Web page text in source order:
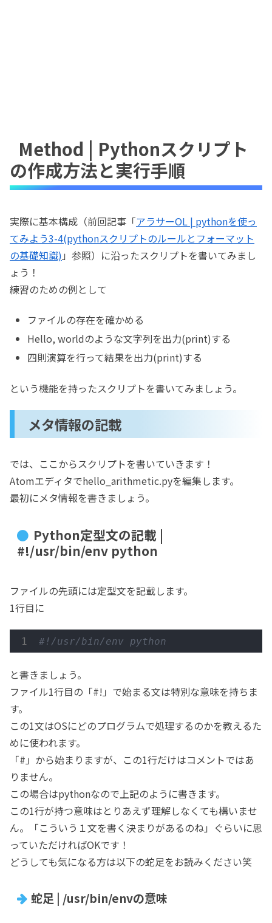
Method | Pythonスクリプト
の作成方法と実行手順
実際に基本構成（前回記事「アラサーOL | pythonを使っ
てみよう3-4(pythonスクリプトのルールとフォーマット
の基礎知識) 」参照）に沿ったスクリプトを書いてみまし
ょう！
練習のための例として
ファイルの存在を確かめる
Hello, worldのような文字列を出力(print)する
四則演算を行って結果を出力(print)する
という機能を持ったスクリプトを書いてみましょう。
メタ情報の記載
では、ここからスクリプトを書いていきます！
Atomエディタでhello_arithmetic.pyを編集します。
最初にメタ情報を書きましょう。
Python定型文の記載 |
#!/usr/bin/env python
ファイルの先頭には定型文を記載します。
1行目に
#!/usr/bin/env python
と書きましょう。
ファイル1行目の「#!」で始まる文は特別な意味を持ちま
す。
この1文はOSにどのプログラムで処理するのかを教えるた
めに使われます。
「#」から始まりますが、この1行だけはコメントではあ
りません。
この場合はpythonなので上記のように書きます。
この1行が持つ意味はとりあえず理解しなくても構いませ
ん。「こういう１文を書く決まりがあるのね」ぐらいに思
っていただければOKです！
どうしても気になる方は以下の蛇足をお読みください笑
蛇足 | /usr/bin/envの意味